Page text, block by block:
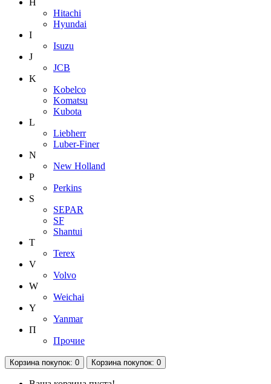
H
Hitachi
Hyundai
I
Isuzu
J
JCB
K
Kobelco
Komatsu
Kubota
L
Liebherr
Luber-Finer
N
New Holland
P
Perkins
S
SEPAR
SF
Shantui
T
Terex
V
Volvo
W
Weichai
Y
Yanmar
П
Прочие
Корзинапокупок: 0 Корзинапокупок: 0